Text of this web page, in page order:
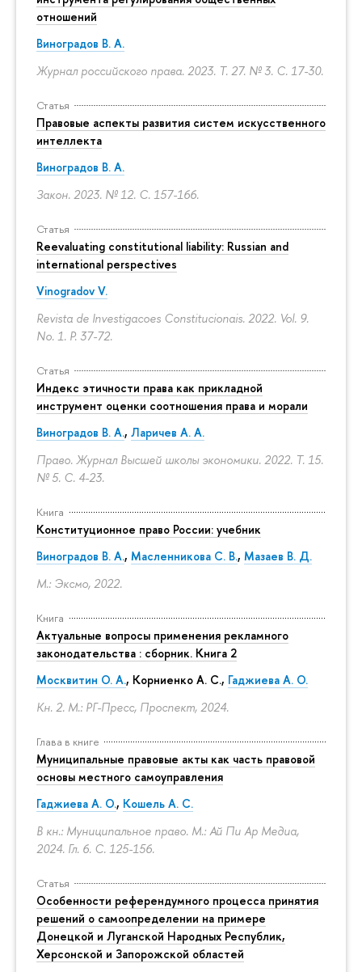
отношений
Виноградов В. А.
Журнал российского права. 2023. Т. 27. № 3. С. 17-30.
Статья
Правовые аспекты развития систем искусственного
интеллекта
Виноградов В. А.
Закон. 2023. № 12. С. 157-166.
Статья
Reevaluating constitutional liability: Russian and
international perspectives
Vinogradov V.
Revista de Investigacoes Constitucionais. 2022. Vol. 9.
No. 1. P. 37-72.
Статья
Индекс этичности права как прикладной
инструмент оценки соотношения права и морали
Виноградов В. А., Ларичев А. А.
Право. Журнал Высшей школы экономики. 2022. Т. 15.
№ 5. С. 4-23.
Книга
Конституционное право России: учебник
Виноградов В. А., Масленникова С. В., Мазаев В. Д.
М.: Эксмо, 2022.
Книга
Актуальные вопросы применения рекламного
законодательства : сборник. Книга 2
Москвитин О. А., Корниенко А. С., Гаджиева А. О.
Кн. 2. М.: РГ-Пресс, Проспект, 2024.
Глава в книге
Муниципальные правовые акты как часть правовой
основы местного самоуправления
Гаджиева А. О., Кошель А. С.
В кн.: Муниципальное право. М.: Ай Пи Ар Медиа,
2024. Гл. 6. С. 125-156.
Статья
Особенности референдумного процесса принятия
решений о самоопределении на примере
Донецкой и Луганской Народных Республик,
Херсонской и Запорожской областей